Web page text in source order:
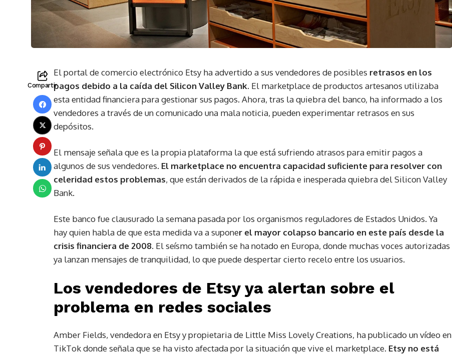
Compartir
El portal de comercio electrónico Etsy ha advertido a sus vendedores de posibles retrasos en los
pagos debido a la caída del Silicon Valley Bank. El marketplace de productos artesanos utilizaba
esta entidad financiera para gestionar sus pagos. Ahora, tras la quiebra del banco, ha informado a los
vendedores a través de un comunicado una mala noticia, pueden experimentar retrasos en sus
depósitos.
El mensaje señala que es la propia plataforma la que está sufriendo atrasos para emitir pagos a
algunos de sus vendedores. El marketplace no encuentra capacidad suficiente para resolver con
celeridad estos problemas, que están derivados de la rápida e inesperada quiebra del Silicon Valley
Bank.
Este banco fue clausurado la semana pasada por los organismos reguladores de Estados Unidos. Ya
hay quien habla de que esta medida va a suponer el mayor colapso bancario en este país desde la
crisis financiera de 2008. El seísmo también se ha notado en Europa, donde muchas voces autorizadas
ya lanzan mensajes de tranquilidad, lo que puede despertar cierto recelo entre los usuarios.
Los vendedores de Etsy ya alertan sobre el
problema en redes sociales
Amber Fields, vendedora en Etsy y propietaria de Little Miss Lovely Creations, ha publicado un vídeo en
TikTok donde señala que se ha visto afectada por la situación que vive el marketplace. Etsy no está